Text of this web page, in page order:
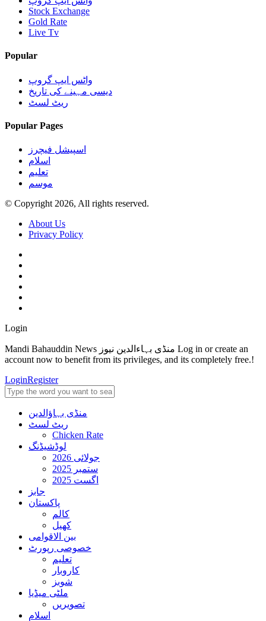
Stock Exchange
Gold Rate
Live Tv
Popular
واٹس ایپ گروپ
دیسی مہینے کی تاریخ
ریٹ لسٹ
Popular Pages
اسپیشل فیچرز
اسلام
تعلیم
موسم
© Copyright 2026, All rights reserved.
About Us
Privacy Policy
Login
Mandi Bahauddin News منڈی بہاءالدین نیوز Log in or create an
account now to benefit from its privileges, and its completely free.!
LoginRegister
منڈی بہاؤالدین
ریٹ لسٹ
Chicken Rate
لوڈشیڈنگ
جولائی 2026
ستمبر 2025
اگست 2025
جابز
پاکستان
کالم
کھیل
بین الاقوامی
خصوصی رپورٹ
تعلیم
کاروبار
شوبز
ملٹی میڈیا
تصویریں
اسلام